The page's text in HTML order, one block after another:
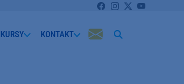
KONTAKT